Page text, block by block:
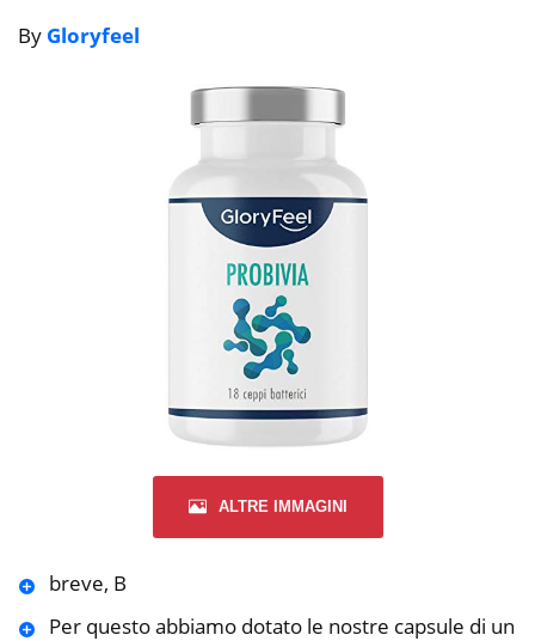
By Gloryfeel
ALTRE IMMAGINI
breve, B
Per questo abbiamo dotato le nostre capsule di un